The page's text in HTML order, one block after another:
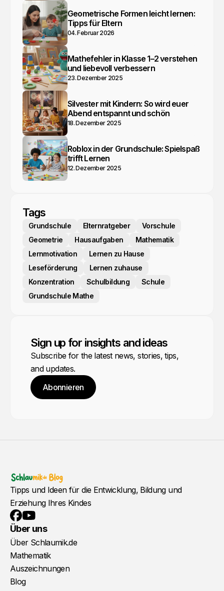
Geometrische Formen leicht lernen:
Tipps für Eltern
04. Februar 2026
Mathefehler in Klasse 1–2 verstehen
und liebevoll verbessern
23. Dezember 2025
Silvester mit Kindern: So wird euer
Abend entspannt und schön
18. Dezember 2025
Roblox in der Grundschule: Spielspaß
trifft Lernen
12. Dezember 2025
Tags
Grundschule Elternratgeber
Vorschule
Geometrie
Hausaufgaben
Mathematik
Lernmotivation
Lernen zu Hause
Leseförderung
Lernen zuhause
Konzentration
Schulbildung
Schule
Grundschule Mathe
Sign up for insights and ideas
Subscribe for the latest news, stories, tips,
and updates.
Abonnieren
Tipps und Ideen für die Entwicklung, Bildung und
Erziehung Ihres Kindes
Facebook
YouTube
Über uns
Über Schlaumik.de
Mathematik
Auszeichnungen
Blog